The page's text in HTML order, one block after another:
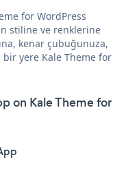
for WordPress
stiline ve renklerine
kenar çubuğunuza,
yere Kale Theme for
on Kale Theme for